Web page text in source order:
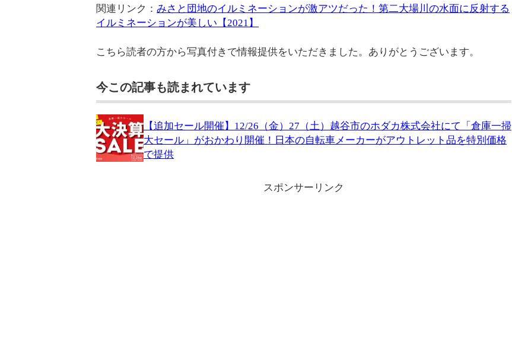
関連リンク： みさと団地のイルミネーションが激アツだった！第二大場川の水面に反射する
イルミネーションが美しい【2021】
こちら読者の方から写真付きで情報提供をいただきました。ありがとうございます。
今この記事も読まれています
【追加セール開催】12/26（金）27（土）越谷市のホダカ株式会社にて「倉庫一掃
大セール」がおかわり開催！日本の自転車メーカーがアウトレット品を特別価格
で提供
スポンサーリンク